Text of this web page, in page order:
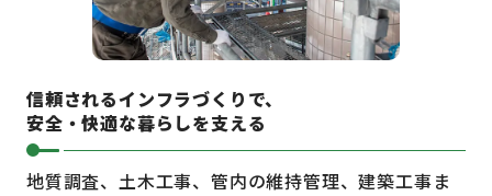
信頼されるインフラづくりで、
安全・快適な暮らしを支える
地質調査、土木工事、管内の維持管理、建築工事ま